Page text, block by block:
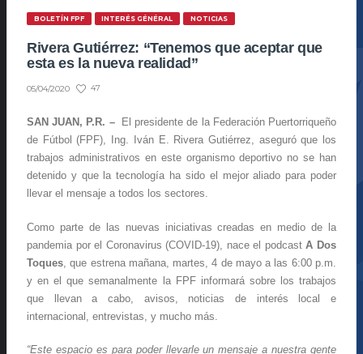
BOLETÍN FPF INTERÉS GÉNÉRAL NOTICIAS
Rivera Gutiérrez: “Tenemos que aceptar que
esta es la nueva realidad”
05/04/2020 47
SAN JUAN, P.R. –
El presidente de la Federación Puertorriqueño
de Fútbol (FPF), Ing. Iván E. Rivera Gutiérrez, aseguró que los
trabajos administrativos en este organismo deportivo no se han
detenido y que la tecnología ha sido el mejor aliado para poder
llevar el mensaje a todos los sectores.
Como parte de las nuevas iniciativas creadas en medio de la
pandemia por el Coronavirus (COVID-19), nace el podcastA Dos
Toques , que estrena mañana, martes, 4 de mayo a las 6:00 p.m.
y en el que semanalmente la FPF informará sobre los trabajos
que llevan a cabo, avisos, noticias de interés local e
internacional, entrevistas, y mucho más.
“Este espacio es para poder llevarle un mensaje a nuestra gente